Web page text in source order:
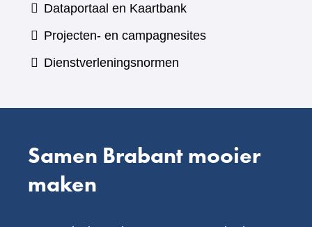
andere
website)
Dataportaal en Kaartbank(verwijst
naar
Projecten- en campagnesites
Dienstverleningsnormen
Samen Brabant mooier
maken